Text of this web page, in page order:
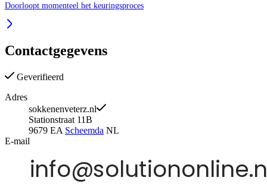
Doorloopt momenteel het keuringsproces
Contactgegevens
Geverifieerd
Adres
sokkenenveterz.nl
Stationstraat 11B
9679 EA Scheemda NL
E-mail